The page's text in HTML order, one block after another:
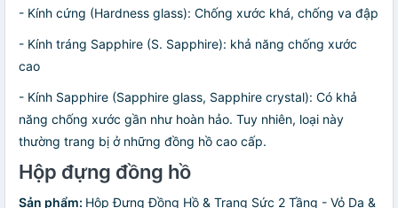
- Kính cứng (Hardness glass): Chống xước khá, chống va đập
- Kính tráng Sapphire (S. Sapphire): khả năng chống xước
cao
- Kính Sapphire (Sapphire glass, Sapphire crystal): Có khả
năng chống xước gần như hoàn hảo. Tuy nhiên, loại này
thường trang bị ở những đồng hồ cao cấp.
Hộp đựng đồng hồ
Sản phẩm: Hộp Đựng Đồng Hồ & Trang Sức 2 Tầng - Vỏ Da &